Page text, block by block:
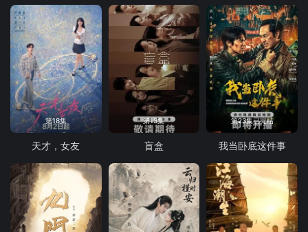
第18集
天才，女友
第13集
盲盒
第23集已完结
我当卧底这件事